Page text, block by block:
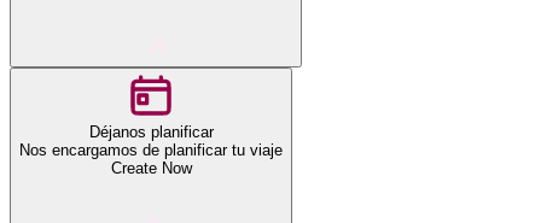
Déjanos planificar
Nos encargamos de planificar tu viaje
Create Now